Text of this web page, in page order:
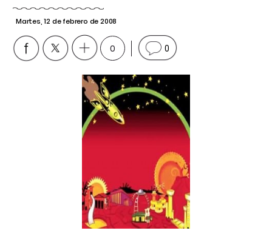
Martes, 12 de febrero de 2008
0 0